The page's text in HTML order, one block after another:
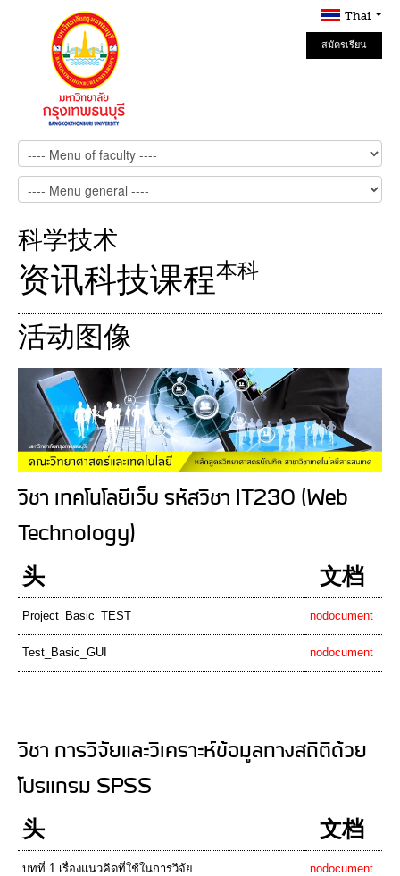
Thai
สมัครเรียน
Online
科学技术
本科
资讯科技课程
活动图像
วิชา เทคโนโลยีเว็บ รหัสวิชา IT230 (Web
Technology)
头 文档
Project_Basic_TEST nodocument
Test_Basic_GUI nodocument
วิชา การวิจัยและวิเคราะห์ข้อมูลทางสถิติด้วย
โปรแกรม SPSS
头 文档
บทที่ 1 เรื่องแนวคิดที่ใช้ในการวิจัย nodocument